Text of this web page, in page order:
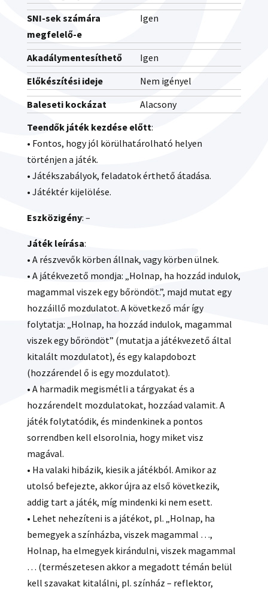
SNI-sek számára
megfelelő-e
Igen
Akadálymentesíthető
Igen
Előkészítési ideje
Nem igényel
Baleseti kockázat
Alacsony
Teendők játék kezdése előtt:
• Fontos, hogy jól körülhatárolható helyen
történjen a játék.
• Játékszabályok, feladatok érthető átadása.
• Játéktér kijelölése.
Eszközigény: –
Játék leírása:
• A részvevők körben állnak, vagy körben ülnek.
• A játékvezető mondja: „Holnap, ha hozzád indulok,
magammal viszek egy bőröndöt.”, majd mutat egy
hozzáillő mozdulatot. A következő már így
folytatja: „Holnap, ha hozzád indulok, magammal
viszek egy bőröndöt” (mutatja a játékvezető által
kitalált mozdulatot), és egy kalapdobozt
(hozzárendel ő is egy mozdulatot).
• A harmadik megismétli a tárgyakat és a
hozzárendelt mozdulatokat, hozzáad valamit. A
játék folytatódik, és mindenkinek a pontos
sorrendben kell elsorolnia, hogy miket visz
magával.
• Ha valaki hibázik, kiesik a játékból. Amikor az
utolsó befejezte, akkor újra az első következik,
addig tart a játék, míg mindenki ki nem esett.
• Lehet nehezíteni is a játékot, pl. „Holnap, ha
bemegyek a színházba, viszek magammal …,
Holnap, ha elmegyek kirándulni, viszek magammal
… (természetesen akkor a megadott témán belül
kell szavakat kitalálni, pl. színház – reflektor,